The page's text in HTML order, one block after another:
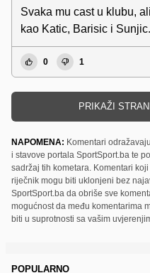
Svaka mu cast u klubu,
kao Katic, Barisic i
0 1
PRIKAŽI
NAPOMENA: Komentari
i stavove portala SportSport.ba te
sadržaj tih kometara. Komentari
riječnik mogu biti uklonjeni bez
SportSport.ba da obriše sve
mogućnost da među komentarima
biti u suprotnosti sa vašim
POPULARNO